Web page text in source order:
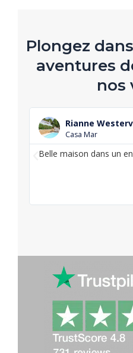
Plongez
aventures
nos
Rianne
Casa Mar
Belle maison dans un
c
n